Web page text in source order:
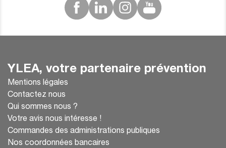
YLEA, votre partenaire prévention
Mentions légales
Contactez nous
Qui sommes nous ?
Votre avis nous intéresse !
Commandes des administrations publiques
Nos coordonnées bancaires